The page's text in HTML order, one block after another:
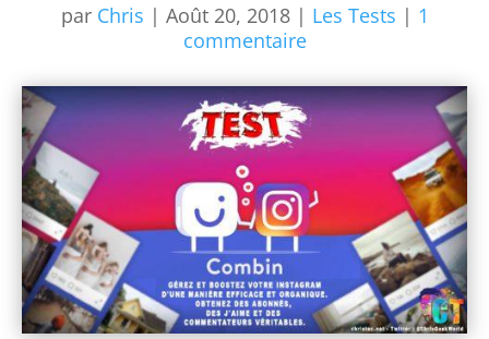
par Chris | Août 20, 2018| Les Tests | 1
commentaire